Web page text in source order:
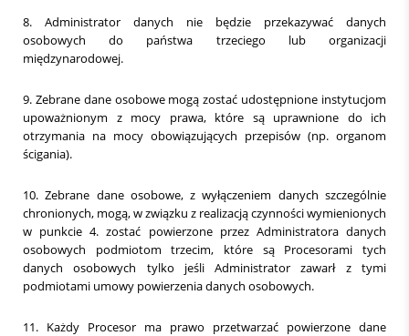
8. Administrator danych nie będzie przekazywać danych
osobowych do państwa trzeciego lub organizacji
międzynarodowej.
9. Zebrane dane osobowe mogą zostać udostępnione instytucjom
upoważnionym z mocy prawa, które są uprawnione do ich
otrzymania na mocy obowiązujących przepisów (np. organom
ścigania).
10. Zebrane dane osobowe, z wyłączeniem danych szczególnie
chronionych, mogą, w związku z realizacją czynności wymienionych
w punkcie 4. zostać powierzone przez Administratora danych
osobowych podmiotom trzecim, które są Procesorami tych
danych osobowych tylko jeśli Administrator zawarł z tymi
podmiotami umowy powierzenia danych osobowych.
11. Każdy Procesor ma prawo przetwarzać powierzone dane